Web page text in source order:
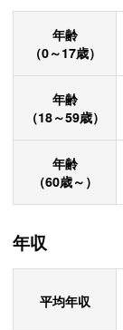
年齢
（0～17歳）
年齢
（18～59歳）
年齢
（60歳～）
年収
平均年収